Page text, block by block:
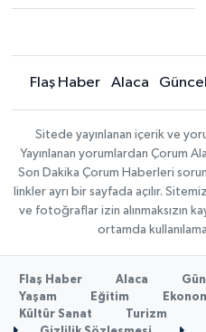
Flaş Haber Alaca Güncel
Sitede yayınlanan içerik ve
Yayınlanan yorumlardan Çorum
Son Dakika Çorum Haberleri
linkler ayrı bir sayfada açılır.
ve fotoğraflar izin alınmaksızın
ortamda
Flaş Haber Alaca
Yaşam
Eğitim
Kültür Sanat
Turizm